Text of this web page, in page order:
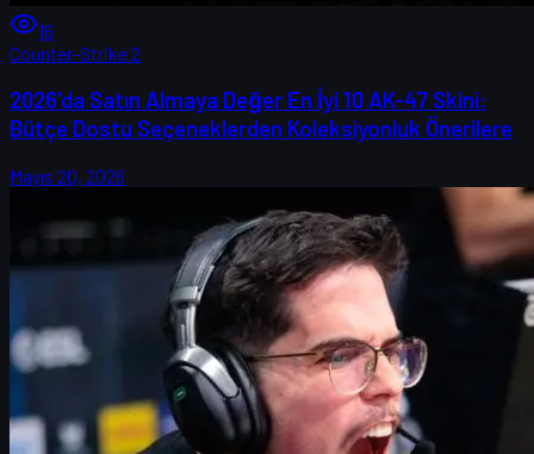
16
Counter-Strike 2
2026'da Satın Almaya Değer En İyi 10 AK-47 Skini:
Bütçe Dostu Seçeneklerden Koleksiyonluk Önerilere
Mayıs 20, 2026